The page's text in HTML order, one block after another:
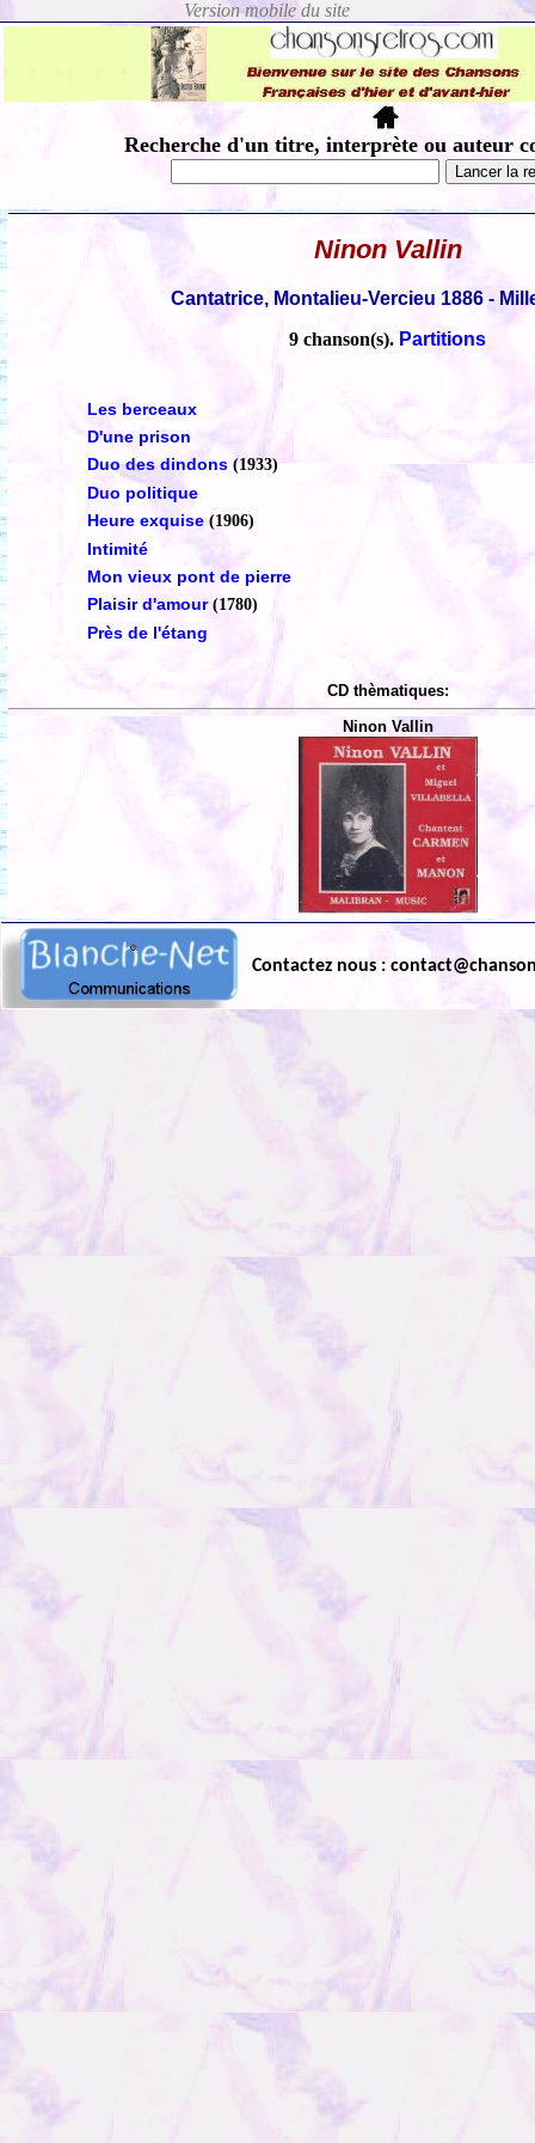
Recherche d'un titre, interprète ou auteur
Ninon Vallin
Cantatrice, Montalieu-Vercieu 1886 -
9 chanson(s). Partitions
Les berceaux
D'une prison
Duo des dindons (1933)
Duo politique
Heure exquise (1906)
Intimité
Mon vieux pont de pierre
Plaisir d'amour (1780)
Près de l'étang
CD thèmatiques:
Ninon Vallin
Contactez nous :